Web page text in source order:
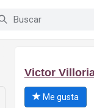
Victor
Me gusta